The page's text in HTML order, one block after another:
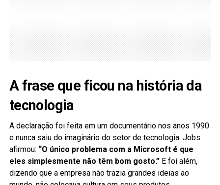
A frase que ficou na história da
tecnologia
A declaração foi feita em um documentário nos anos 1990
e nunca saiu do imaginário do setor de tecnologia. Jobs
afirmou: “O único problema com a Microsoft é que
eles simplesmente não têm bom gosto.”E foi além,
dizendo que a empresa não trazia grandes ideias ao